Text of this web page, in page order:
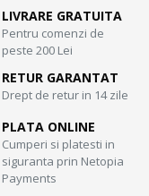
LIVRARE GRATUITA
Pentru comenzi de
peste 200 Lei
RETUR GARANTAT
Drept de retur in 14 zile
PLATA ONLINE
Cumperi si platesti in
siguranta prin Netopia
Payments